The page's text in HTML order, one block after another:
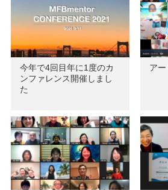
今年で4回目年に1度のカ
ンファレンス開催しまし
た
ア